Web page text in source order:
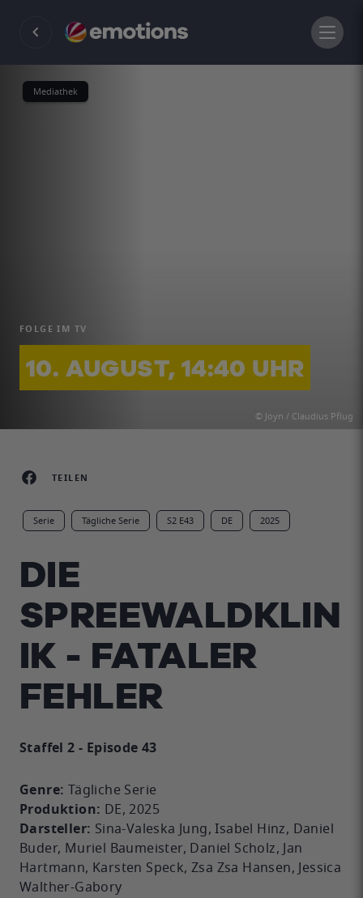
© Joyn / Claudius Pflug
Mediathek
FOLGE IM TV
10. AUGUST, 14:40 UHR
TEILEN
Serie Tägliche Serie S2 E43 DE 2025
DIE
SPREEWALDKLIN
IK - FATALER
FEHLER
Staffel 2 - Episode 43
Genre: Tägliche Serie
Produktion: DE, 2025
Darsteller: Sina-Valeska Jung, Isabel Hinz, Daniel
Buder, Muriel Baumeister, Daniel Scholz, Jan
Hartmann, Karsten Speck, Zsa Zsa Hansen, Jessica
Walther-Gabory